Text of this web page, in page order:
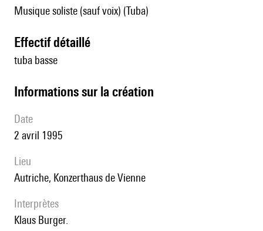
Musique soliste (sauf voix) (Tuba)
effectif détaillé
tuba basse
informations sur la création
date
2 avril 1995
lieu
Autriche, Konzerthaus de Vienne
interprètes
Klaus Burger.